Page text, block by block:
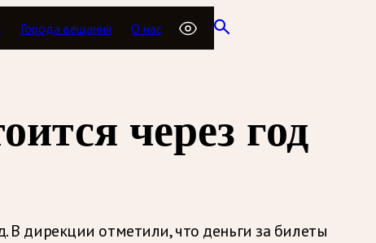
Города вещания О нас
через год
дирекции отметили, что деньги за билеты